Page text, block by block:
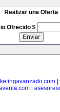
Realizar una Oferta
Ofrecido $
|